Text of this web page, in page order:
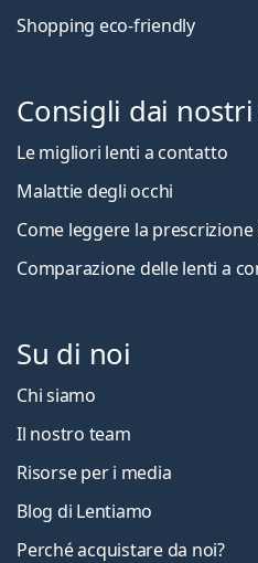
Shopping eco-friendly
Consigli dai
Le migliori lenti a contatto
Malattie degli occhi
Come leggere la
Comparazione delle lenti a
Su di noi
Chi siamo
Il nostro team
Risorse per i media
Blog di Lentiamo
Perché acquistare da noi?